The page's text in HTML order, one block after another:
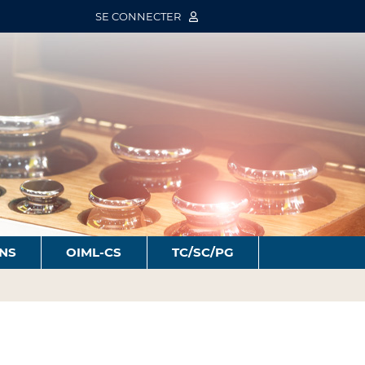
SE CONNECTER
OIML-CS TC/SC/PG